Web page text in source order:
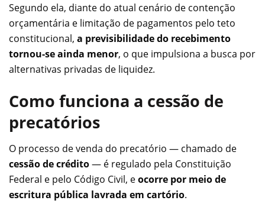
Segundo ela, diante do atual cenário de contenção
orçamentária e limitação de pagamentos pelo teto
constitucional, a previsibilidade do recebimento
tornou-se ainda menor, o que impulsiona a busca por
alternativas privadas de liquidez.
Como funciona a cessão de
precatórios
O processo de venda do precatório — chamado de
cessão de crédito— é regulado pela Constituição
Federal e pelo Código Civil, eocorre por meio de
escritura pública lavrada em cartório.